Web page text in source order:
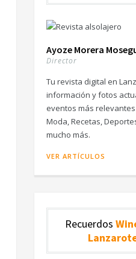
Ayoze Morera
Director
Tu revista digital en
información y fotos
eventos más
Moda, Recetas,
mucho más.
VER ARTÍCULOS
Recuerdos